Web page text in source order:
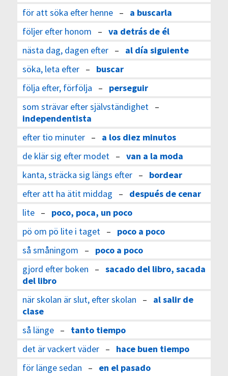
för att söka efter henne– a buscarla
följer efter honom – va detrás de él
nästa dag, dagen efter– al día siguiente
söka, leta efter– buscar
följa efter, förfölja – perseguir
som strävar efter självständighet–
independentista
efter tio minuter– a los diez minutos
de klär sig efter modet– van a la moda
kanta, sträcka sig längs efter– bordear
efter att ha ätit middag – después de cenar
lite– poco, poca, un poco
pö om pö lite i taget– poco a poco
så småningom – poco a poco
gjord efter boken – sacado del libro, sacada
del libro
när skolan är slut, efter skolan – al salir de
clase
så länge– tanto tiempo
det är vackert väder– hace buen tiempo
för länge sedan – en el pasado